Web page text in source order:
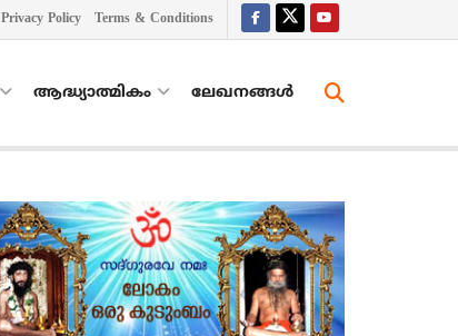
Privacy Policy Terms & Conditions
ആദ്ധ്യാത്മികം ലേഖനങ്ങള്‍